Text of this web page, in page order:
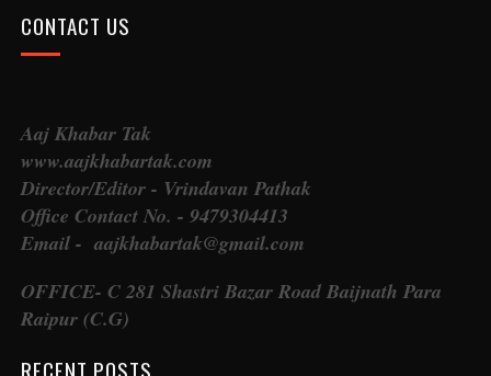
CONTACT US
Aaj Khabar Tak
www.aajkhabartak.com
Director/Editor - Vrindavan Pathak
Office Contact No. - 9479304413
Email - aajkhabartak@gmail.com
OFFICE- C 281 Shastri Bazar Road Baijnath Para
Raipur (C.G)
RECENT POSTS